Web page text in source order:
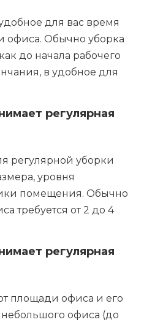
для вас время
офиса. Обычно уборка
до начала рабочего
в удобное для
регулярная
регулярной уборки
уровня
помещения. Обычно
требуется от 2 до 4
регулярная
площади офиса и его
офиса (до